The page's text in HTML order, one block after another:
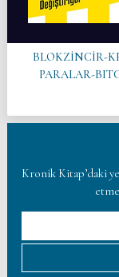
BLOKZİNCİR-
PARALAR-
Kronik Kitap’daki